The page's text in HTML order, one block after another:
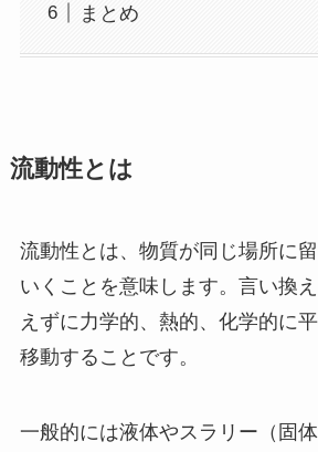
まとめ
流動性とは
流動性とは、物質が同じ場所に
いくことを意味します。言い換
えずに力学的、熱的、化学的に
移動することです。
一般的には液体やスラリー（固